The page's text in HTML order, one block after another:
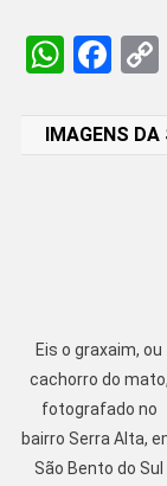
IMAGENS
Eis o graxaim, ou
cachorro do mato,
fotografado no
bairro Serra Alta,
São Bento do Sul